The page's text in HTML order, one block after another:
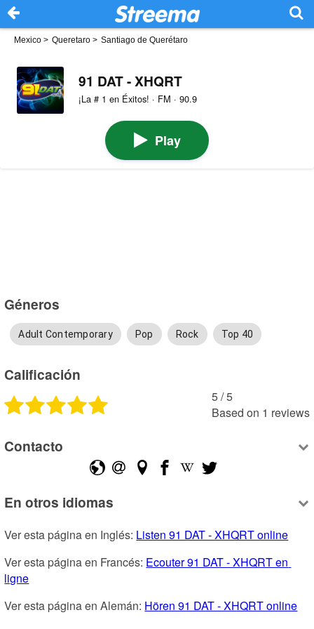
Mexico > Queretaro > Santiago de Querétaro
91 DAT - XHQRT
¡La # 1 en Éxitos! · FM · 90.9
Play
Géneros
Adult Contemporary Pop Rock Top 40
Calificación
5 /5
Based on 1 reviews
Contacto
En otros idiomas
Ver esta página en Inglés: Listen 91 DAT - XHQRT online
Ver esta página en Francés: Ecouter 91 DAT - XHQRT en
ligne
Ver esta página en Alemán: Hören 91 DAT - XHQRT online